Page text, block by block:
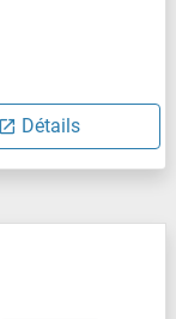
Détails